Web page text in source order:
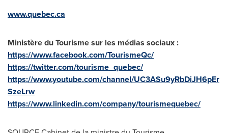
www.quebec.ca
Ministère du Tourisme sur les médias sociaux :
https://www.facebook.com/TourismeQc/
https://twitter.com/tourisme_quebec/
https://www.youtube.com/channel/UC3ASu9yRbDiJH6pEr
SzeLrw
https://www.linkedin.com/company/tourismequebec/